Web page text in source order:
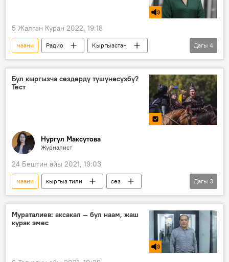
5 Жалган Куран 2022, 19:18
маани Радио
Кыргызстан
Маданият
калпак
баш кийим
Клара Асангулова
Дагы 4
Бул кыргызча сөздөрдү түшүнөсүзбү?
Тест
Нургүл Максутова
Журналист
24 Бештин айы 2021, 19:03
маани кыргыз тили
сөз
сабаттуулук
Кыргызстан
Кыргызча тесттер
Дагы 3
Мураталиев: аксакал — бул наам, жаш
курак эмес